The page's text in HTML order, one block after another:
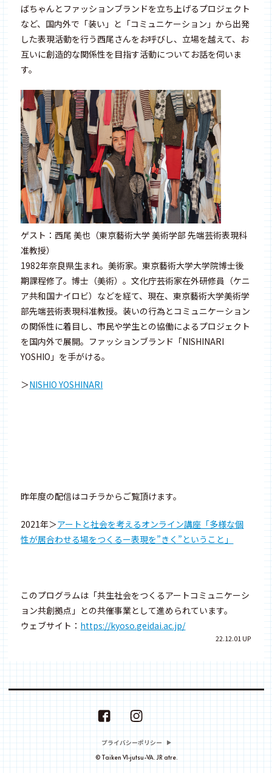
ばちゃんとファッションブランドを立ち上げるプロジェクト
など、国内外で「装い」と「コミュニケーション」から出発
した表現活動を行う西尾さんをお呼びし、立場を越えて、お
互いに創造的な関係性を目指す活動についてお話を伺いま
す。
ゲスト：西尾 美也（東京藝術大学 美術学部 先端芸術表現科
准教授）
1982年奈良県生まれ。美術家。東京藝術大学大学院博士後
期課程修了。博士（美術）。文化庁芸術家在外研修員（ケニ
ア共和国ナイロビ）などを経て、現在、東京藝術大学美術学
部先端芸術表現科准教授。装いの行為とコミュニケーション
の関係性に着目し、市民や学生との協働によるプロジェクト
を国内外で展開。ファッションブランド「NISHINARI
YOSHIO」を手がける。
＞NISHIO YOSHINARI
昨年度の配信はコチラからご覧頂けます。
2021年＞アートと社会を考えるオンライン講座「多様な個
性が居合わせる場をつくるー表現を”きく”ということ」
このプログラムは「共生社会をつくるアートコミュニケーシ
ョン共創拠点」との共催事業として進められています。
ウェブサイト： https://kyoso.geidai.ac.jp/
22.12.01 UP
プライバシーポリシー
© Taiken VI-jutsu-VA. JR atre.